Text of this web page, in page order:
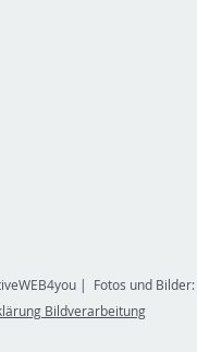
| Fotos und Bilder:
Bildverarbeitung